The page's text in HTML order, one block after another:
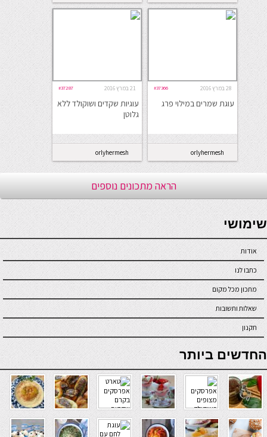
28 במרץ 2016 #37366
עוגת שמרים במילוי פרג
orlyhermesh
21 במרץ 2016 #37287
עוגיות שקדים ושוקולד ללא
גלוטן
orlyhermesh
הראה מתכונים נוספים
seriöse online casinos österreich
שימושי
אודות
כתבו לנו
מתכון מכל מקום
שאלות ותשובות
תקנון
online casino
החדשים ביותר